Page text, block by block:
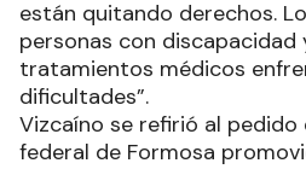
están quitando derechos.
personas con discapacidad
tratamientos médicos
dificultades”.
Vizcaíno se refirió al
federal de Formosa